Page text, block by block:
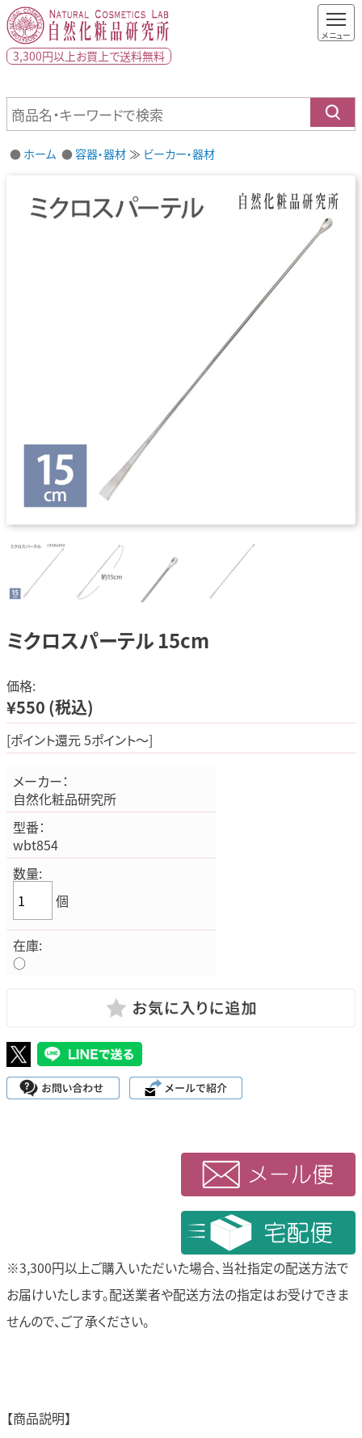
3,300円以上お買上で送料無料
ホーム 容器・器材 ビーカー・器材
ミクロスパーテル 15cm
価格:
¥550 (税込)
[ポイント還元 5ポイント～]
メーカー：
自然化粧品研究所
型番：
wbt854
数量:
個
在庫:
○
※3,300円以上ご購入いただいた場合、当社指定の配送方法で
お届けいたします。配送業者や配送方法の指定はお受けできま
せんので、ご了承ください。
【商品説明】